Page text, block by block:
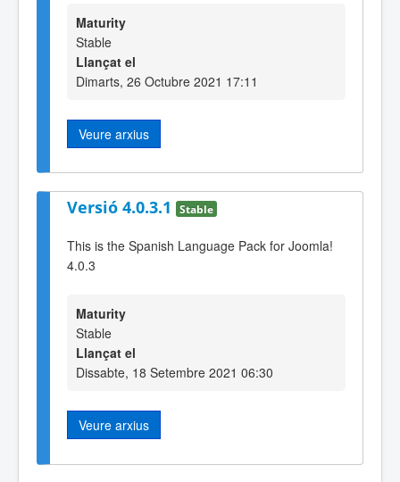
Maturity
Stable
Llançat el
Dimarts, 26 Octubre 2021 17:11
Veure arxius
Versió 4.0.3.1 Stable
This is the Spanish Language Pack for Joomla!
4.0.3
Maturity
Stable
Llançat el
Dissabte, 18 Setembre 2021 06:30
Veure arxius